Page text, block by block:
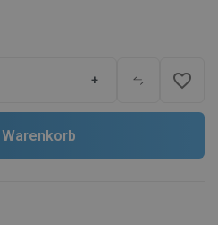
+ favorite_border